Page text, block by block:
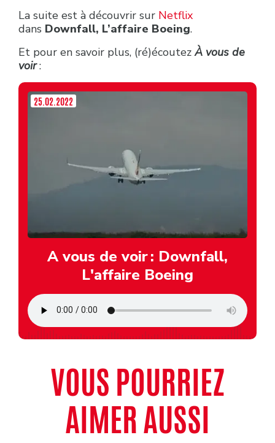
La suite est à découvrir sur Netflix
dans Downfall, L’affaire Boeing.
Et pour en savoir plus, (ré)écoutez À vous de
voir :
25.02.2022
A vous de voir : Downfall,
L'affaire Boeing
VOUS POURRIEZ
AIMER AUSSI